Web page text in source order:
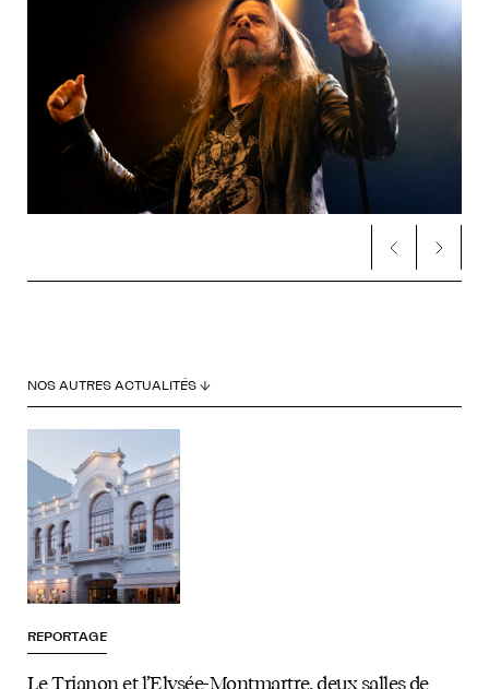
NOS AUTRES ACTUALITÉS ↓
REPORTAGE
Le Trianon et l’Elysée-Montmartre, deux salles de